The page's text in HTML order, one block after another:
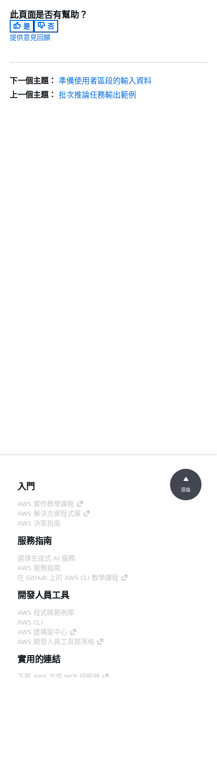
此頁面是否有幫助？
是
否
提供意見回饋
下一個主題： 準備使用者區段的輸入資料
上一個主題： 批次推論任務輸出範例
入門
AWS 實作教學課程
AWS 解決方案程式庫
AWS 決策指南
服務指南
選擇生成式 AI 服務
AWS 服務指南
在 GitHub 上的 AWS CLI 教學課程
開發人員工具
AWS 程式碼範例庫
AWS CLI
AWS 建構家中心
AWS 開發人員工具部落格
實用的連結
下載 AWS 文件 MCP 伺服器
頂端